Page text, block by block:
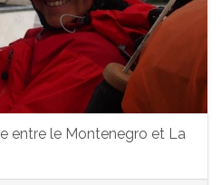
entre le Montenegro et La